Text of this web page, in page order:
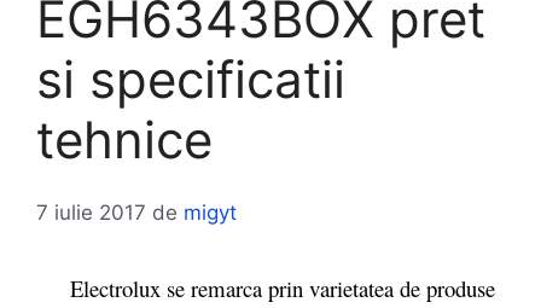
EGH6343BOX pret
si specificatii
tehnice
7 iulie 2017 de migyt
Electrolux se remarca prin varietatea de produse